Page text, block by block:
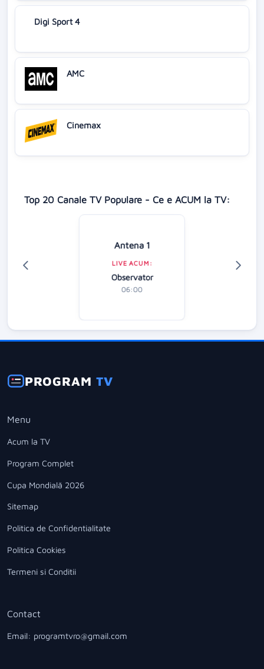
Digi Sport 4
AMC
Cinemax
Top 20 Canale TV Populare - Ce e ACUM la TV:
Antena 1
LIVE ACUM:
Observator
06:00
PROGRAMTV
Menu
Acum la TV
Program Complet
Cupa Mondială 2026
Sitemap
Politica de Confidentialitate
Politica Cookies
Termeni si Conditii
Contact
Email: programtvro@gmail.com